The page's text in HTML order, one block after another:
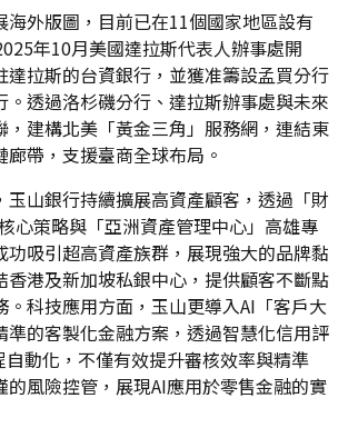
海外版圖，目前已在11個國家地區設有
年10月美國達拉斯代表人辦事處開
達拉斯的台資銀行，並獲准籌設孟買分行
。透過洛杉磯分行、達拉斯辦事處與未來
，建構北美「黃金三角」服務網，連結東
帶，支援臺商全球布局。
玉山銀行持續擴展高資產顧客，透過「財
心策略與「亞洲資產管理中心」高雄專
功吸引超高資產族群，展現強大的品牌黏
香港及新加坡私銀中心，提供顧客不斷點
。科技應用方面，玉山更導入AI「客戶大
準的客製化金融方案，透過智慧化信用評
動化，不僅有效提升審核效率與精準
的風險控管，展現AI應用於零售金融的實